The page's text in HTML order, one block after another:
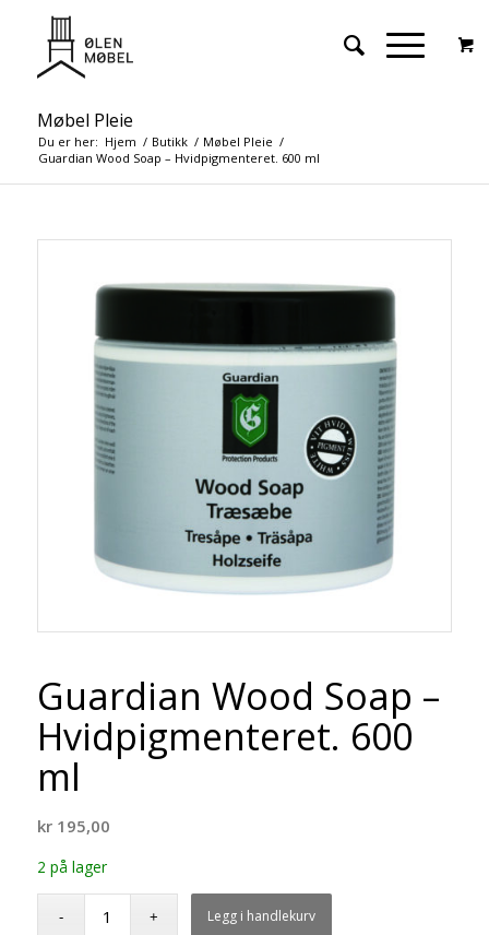
Møbel Pleie
Du er her: Hjem / Butikk / Møbel Pleie /
Guardian Wood Soap – Hvidpigmenteret. 600 ml
Guardian Wood Soap –
Hvidpigmenteret. 600
ml
kr195,00
2 på lager
Legg i handlekurv